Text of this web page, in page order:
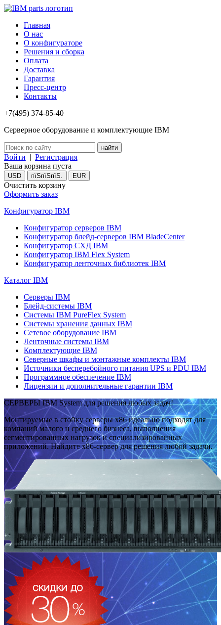
Главная
О нас
О конфигураторе
Решения и сборка
Оплата
Доставка
Гарантия
Пресс-центр
Контакты
+7(495) 374-85-40
Серверное оборудование и комплектующие IBM
Войти | Регистрация
Ваша корзина пуста
USD пїЅпїЅпїЅ. EUR
Очистить корзину
Оформить заказ
Конфигуратор IBM
Конфигуратор серверов IBM
Конфигуратор блейд-серверов IBM BladeCenter
Конфигуратор СХД IBM
Конфигуратор IBM Flex System
Конфигуратор ленточных библиотек IBM
Каталог IBM
Серверы IBM
Блейд-системы IBM
Системы IBM PureFlex System
Системы хранения данных IBM
Сетевое оборудование IBM
Ленточные системы IBM
Комплектующие IBM
Северные шкафы и монтажные комплекты IBM
Источники бесперебойного питания UPS и PDU IBM
Программное обеспечение IBM
Лицензии и дополнительные гарантии IBM
СЕРВЕРЫ IBM System для решения любых задач!
Монтируемые в стойку серверы x86 идеально подходят для
компаний малого и среднего бизнеса, выполнения
сегментированных нагрузок и специализированных
приложений. Найдите x86-сервер для решения любой задачи.